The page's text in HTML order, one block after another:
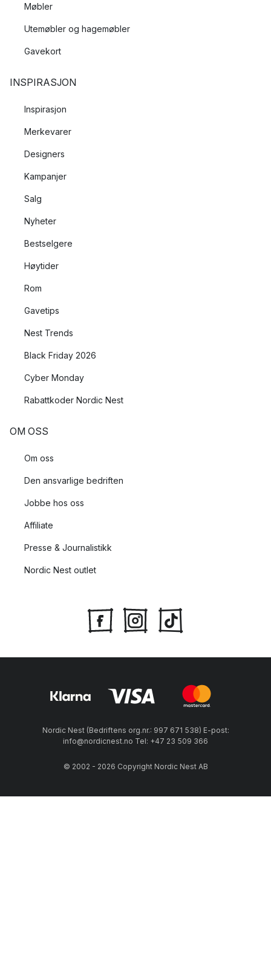
Møbler
Utemøbler og hagemøbler
Gavekort
INSPIRASJON
Inspirasjon
Merkevarer
Designers
Kampanjer
Salg
Nyheter
Bestselgere
Høytider
Rom
Gavetips
Nest Trends
Black Friday 2026
Cyber Monday
Rabattkoder Nordic Nest
OM OSS
Om oss
Den ansvarlige bedriften
Jobbe hos oss
Affiliate
Presse & Journalistikk
Nordic Nest outlet
Nordic Nest (Bedriftens org.nr.: 997 671 538) E-post:
info@nordicnest.no Tel: +47 23 509 366
© 2002 - 2026 Copyright Nordic Nest AB